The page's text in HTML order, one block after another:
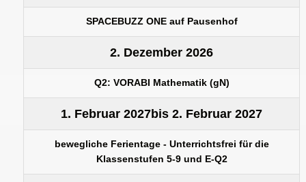
SPACEBUZZ ONE auf Pausenhof
2. Dezember 2026
Q2: VORABI Mathematik (gN)
1. Februar 2027bis 2. Februar 2027
bewegliche Ferientage - Unterrichtsfrei für die
Klassenstufen 5-9 und E-Q2